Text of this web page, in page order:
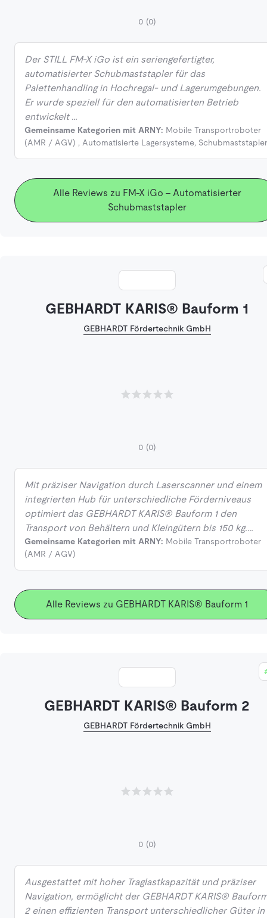
0 (0)
Der STILL FM‑X iGo ist ein seriengefertigter,
automatisierter Schubmaststapler für das
Palettenhandling in Hochregal‑ und Lagerumgebungen.
Er wurde speziell für den automatisierten Betrieb
entwickelt …
Gemeinsame Kategorien mit ARNY: Mobile Transportroboter
(AMR / AGV) , Automatisierte Lagersysteme, Schubmaststapler
Alle Reviews zu FM-X iGo - Automatisierter
Schubmaststapler
GEBHARDT KARIS® Bauform 1
GEBHARDT Fördertechnik GmbH
0 (0)
Mit präziser Navigation durch Laserscanner und einem
integrierten Hub für unterschiedliche Förderniveaus
optimiert das GEBHARDT KARIS® Bauform 1 den
Transport von Behältern und Kleingütern bis 150 kg.…
Gemeinsame Kategorien mit ARNY: Mobile Transportroboter
(AMR / AGV)
Alle Reviews zu GEBHARDT KARIS® Bauform 1
GEBHARDT KARIS® Bauform 2
GEBHARDT Fördertechnik GmbH
0 (0)
Ausgestattet mit hoher Traglastkapazität und präziser
Navigation, ermöglicht der GEBHARDT KARIS®
2 einen effizienten Transport unterschiedlicher Güter in